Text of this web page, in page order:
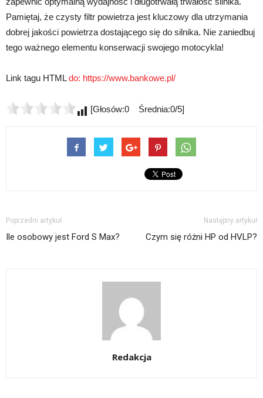
Pamiętaj, że czysty filtr powietrza jest kluczowy dla utrzymania
dobrej jakości powietrza dostającego się do silnika. Nie zaniedbuj
tego ważnego elementu konserwacji swojego motocykla!
Link tagu HTMLdo: https://www.bankowe.pl/
[Głosów:0 Średnia:0/5]
Poprzedni artykuł
Ile osobowy jest Ford S Max?
Następny artykuł
Czym się różni HP od HVLP?
Redakcja